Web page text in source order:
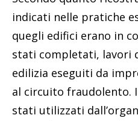
indicati nelle pratiche
quegli edifici erano in
stati completati, lavori
edilizia eseguiti da
al circuito fraudolento.
stati utilizzati